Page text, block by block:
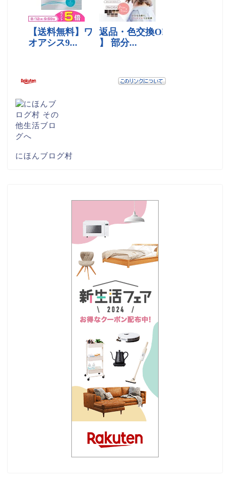
にほんブログ村